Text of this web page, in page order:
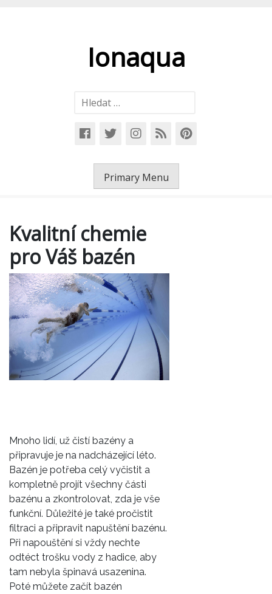
Ionaqua
Vyhledávání
Primary Menu
Kvalitní chemie
pro Váš bazén
Mnoho lidí, už čistí bazény a
připravuje je na nadcházející léto.
Bazén je potřeba celý vyčistit a
kompletně projít všechny části
bazénu a zkontrolovat, zda je vše
funkční. Důležité je také pročistit
filtraci a připravit napuštění bazénu.
Při napouštění si vždy nechte
odtéct trošku vody z hadice, aby
tam nebyla špinavá usazenina.
Poté můžete začít bazén